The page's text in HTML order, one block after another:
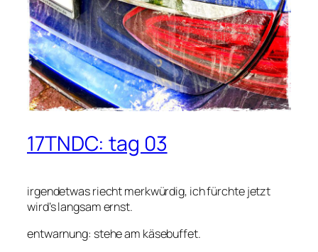
17TNDC: tag 03
irgendetwas riecht merkwürdig, ich fürchte jetzt
wird’s langsam ernst.
entwarnung: stehe am käsebuffet.